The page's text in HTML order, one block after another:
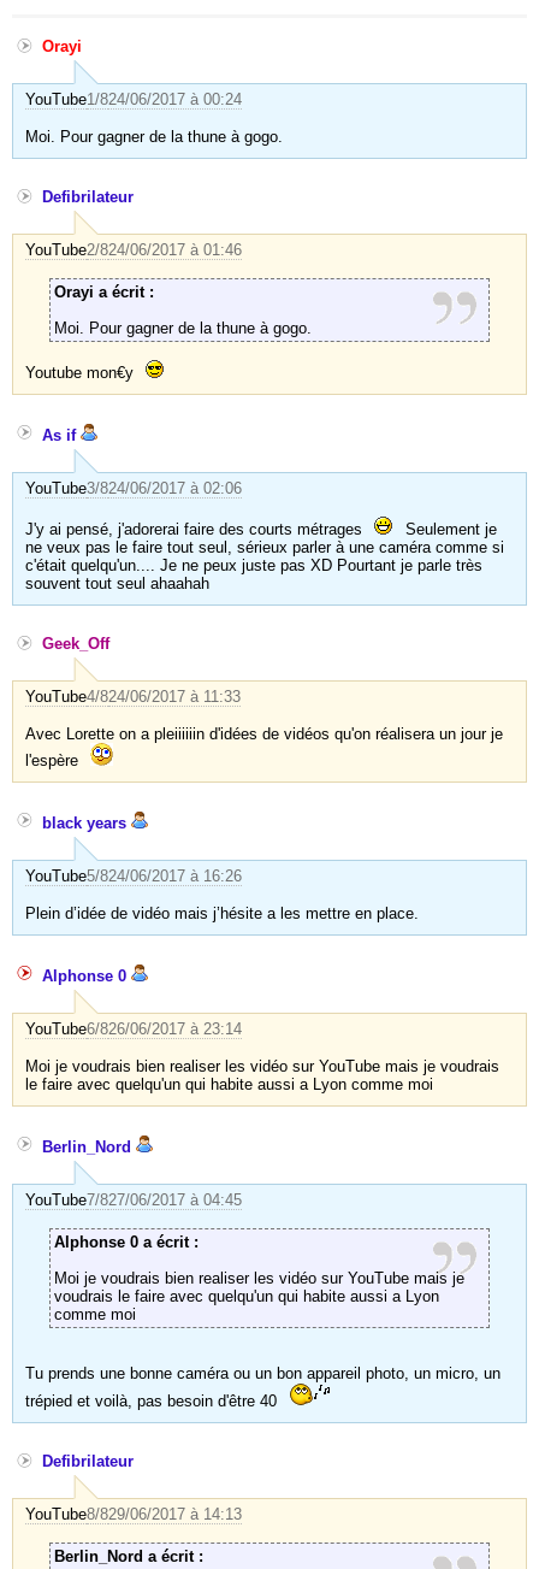
Orayi
YouTube1/824/06/2017 à 00:24
Moi. Pour gagner de la thune à gogo.
Defibrilateur
YouTube2/824/06/2017 à 01:46
Orayi a écrit :
Moi. Pour gagner de la thune à gogo.
Youtube mon€y
As if
YouTube3/824/06/2017 à 02:06
J'y ai pensé, j'adorerai faire des courts métrages
Seulement je
ne veux pas le faire tout seul, sérieux parler à une caméra comme si
c'était quelqu'un.... Je ne peux juste pas XD Pourtant je parle très
souvent tout seul ahaahah
Geek_Off
YouTube4/824/06/2017 à 11:33
Avec Lorette on a pleiiiiiin d'idées de vidéos qu'on réalisera un jour je
l'espère
black years
YouTube5/824/06/2017 à 16:26
Plein d’idée de vidéo mais j’hésite a les mettre en place.
Alphonse 0
YouTube6/826/06/2017 à 23:14
Moi je voudrais bien realiser les vidéo sur YouTube mais je voudrais
le faire avec quelqu'un qui habite aussi a Lyon comme moi
Berlin_Nord
YouTube7/827/06/2017 à 04:45
Alphonse 0 a écrit :
Moi je voudrais bien realiser les vidéo sur YouTube mais je
voudrais le faire avec quelqu'un qui habite aussi a Lyon
comme moi
Tu prends une bonne caméra ou un bon appareil photo, un micro, un
trépied et voilà, pas besoin d'être 40
Defibrilateur
YouTube8/829/06/2017 à 14:13
Berlin_Nord a écrit :